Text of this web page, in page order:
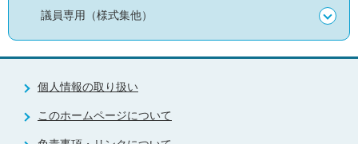
議員専用（様式集他）
個人情報の取り扱い
このホームページについて